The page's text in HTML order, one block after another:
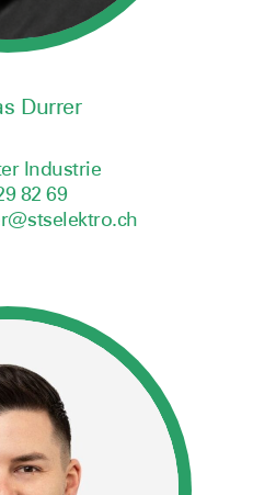
Durrer
Industrie
82 69